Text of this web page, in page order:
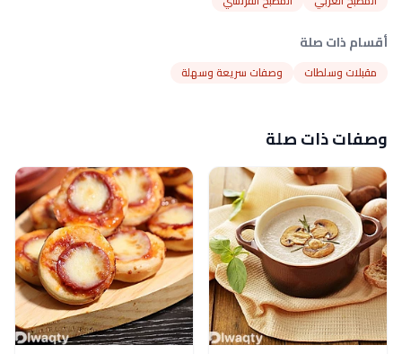
أقسام ذات صلة
مقبلات وسلطات وصفات سريعة وسهلة
وصفات ذات صلة